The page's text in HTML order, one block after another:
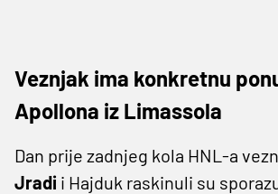
Veznjak ima konkretnu
Apollona iz Limassola
Dan prije zadnjeg kola HNL-a
Jradi i Hajduk raskinuli su